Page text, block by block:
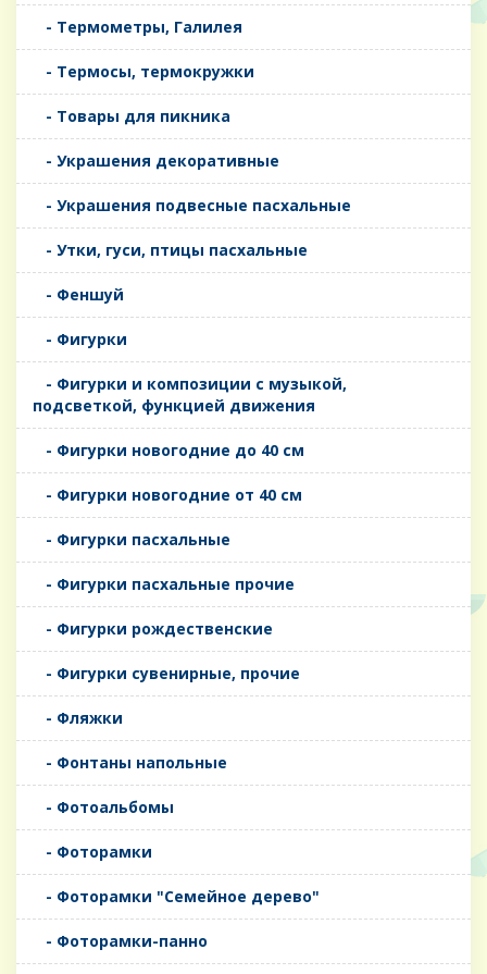
- Термометры, Галилея
- Термосы, термокружки
- Товары для пикника
- Украшения декоративные
- Украшения подвесные пасхальные
- Утки, гуси, птицы пасхальные
- Феншуй
- Фигурки
- Фигурки и композиции с музыкой,
подсветкой, функцией движения
- Фигурки новогодние до 40 см
- Фигурки новогодние от 40 см
- Фигурки пасхальные
- Фигурки пасхальные прочие
- Фигурки рождественские
- Фигурки сувенирные, прочие
- Фляжки
- Фонтаны напольные
- Фотоальбомы
- Фоторамки
- Фоторамки "Семейное дерево"
- Фоторамки-панно